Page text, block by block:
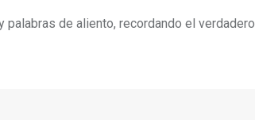
de aliento, recordando el verdadero